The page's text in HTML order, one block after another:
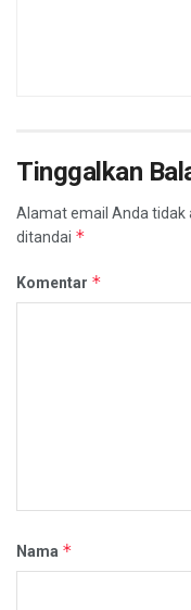
Tinggalkan
Alamat email Anda tidak
ditandai *
Komentar *
Nama *